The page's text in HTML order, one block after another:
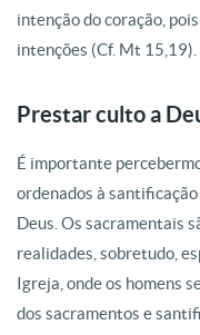
intenção do coração,
intenções (Cf. Mt 15,19).
Prestar culto a
É importante
ordenados à
Deus. Os sacramentais
realidades, sobretudo,
Igreja, onde os homens
dos sacramentos e